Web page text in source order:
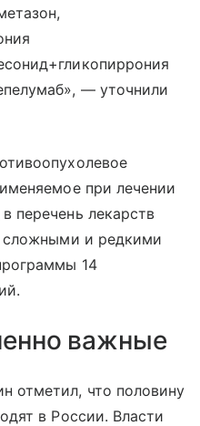
— уточнили
при лечении
перечень лекарств
сложными и редкими
14
важные
отметил, что половину
в России. Власти